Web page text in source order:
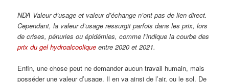
NDA Valeur d’usage et valeur d’échange n’ont pas de lien direct.
Cependant, la valeur d’usage ressurgit parfois dans les prix, lors
de crises, pénuries ou épidémies, comme l’indique la courbe des
prix du gel hydroalcoolique entre 2020 et 2021.
Enfin, une chose peut ne demander aucun travail humain, mais
posséder une valeur d’usage. Il en va ainsi de l’air, ou le sol. De